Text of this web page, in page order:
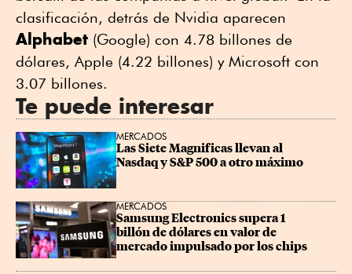
clasificación, detrás de Nvidia aparecen
Alphabet (Google) con 4.78 billones de
dólares, Apple (4.22 billones) y Microsoft con
3.07 billones.
Te puede interesar
MERCADOS
Las Siete Magnificas llevan al
Nasdaq y S&P 500 a otro máximo
MERCADOS
Samsung Electronics supera 1
billón de dólares en valor de
mercado impulsado por los chips